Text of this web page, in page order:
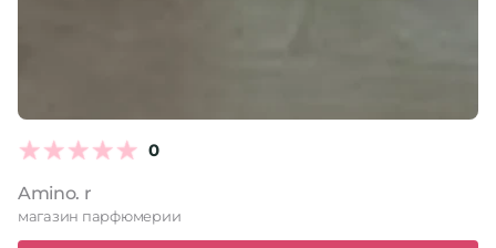
0
Amino. r
магазин парфюмерии